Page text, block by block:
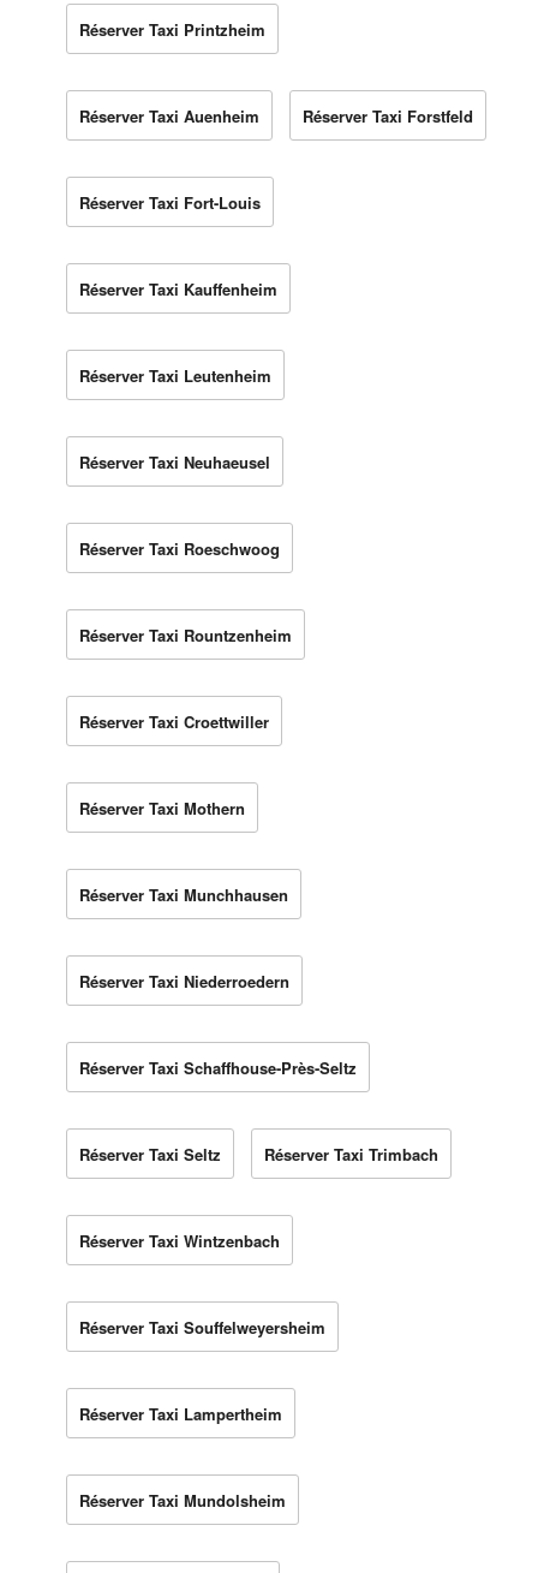
Réserver Taxi Printzheim
Réserver Taxi Auenheim Réserver Taxi Forstfeld
Réserver Taxi Fort-Louis
Réserver Taxi Kauffenheim
Réserver Taxi Leutenheim
Réserver Taxi Neuhaeusel
Réserver Taxi Roeschwoog
Réserver Taxi Rountzenheim
Réserver Taxi Croettwiller
Réserver Taxi Mothern
Réserver Taxi Munchhausen
Réserver Taxi Niederroedern
Réserver Taxi Schaffhouse-Près-Seltz
Réserver Taxi Seltz Réserver Taxi Trimbach
Réserver Taxi Wintzenbach
Réserver Taxi Souffelweyersheim
Réserver Taxi Lampertheim
Réserver Taxi Mundolsheim